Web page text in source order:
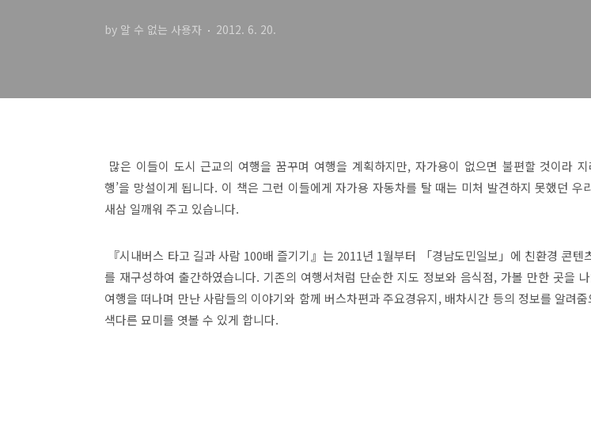
by 알 수 없는 사용자 2012. 6. 20.
많은 이들이 도시 근교의 여행을 꿈꾸며 여행을 계획하지만, 자가용이 없으면 불편할 것이라 지
행’을 망설이게 됩니다. 이 책은 그런 이들에게 자가용 자동차를 탈 때는 미처 발견하지 못했던 우
새삼 일깨워 주고 있습니다.
『시내버스 타고 길과 사람 100배 즐기기』는 2011년 1월부터 「경남도민일보」에 친환경 콘텐
를 재구성하여 출간하였습니다. 기존의 여행서처럼 단순한 지도 정보와 음식점, 가볼 만한 곳을
여행을 떠나며 만난 사람들의 이야기와 함께 버스차편과 주요경유지, 배차시간 등의 정보를 알려줌
색다른 묘미를 엿볼 수 있게 합니다.